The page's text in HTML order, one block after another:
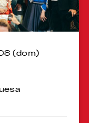
(dom)